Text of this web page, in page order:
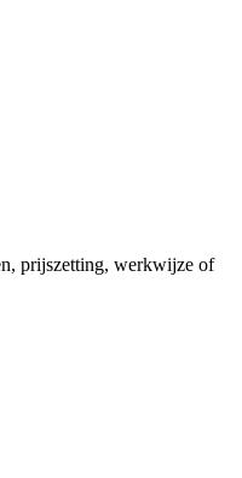
prijszetting, werkwijze of